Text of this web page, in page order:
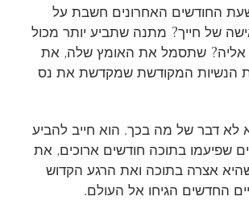
החודשים האחרונים חשבת על
של חייך? מתנה שתביע יותר מכול
שתסמל את האומץ שלה, את
הנשיות המקודשת שמקדשת את נס
לא דבר של מה בכך. הוא חייב להביע
שפיעמו בתוכה חודשים ארוכים, את
אצרה בתוכה ואת הרגע הקדוש
החדשים הגיחו אל העולם.